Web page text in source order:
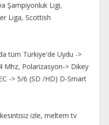
Şampiyonluk Ligi,
Liga, Scottish
tüm Türkiye'de Uydu ->
Mhz, Polarizasyon-> Dikey
-> 5/6 (SD /HD) D-Smart
izle, meltem tv